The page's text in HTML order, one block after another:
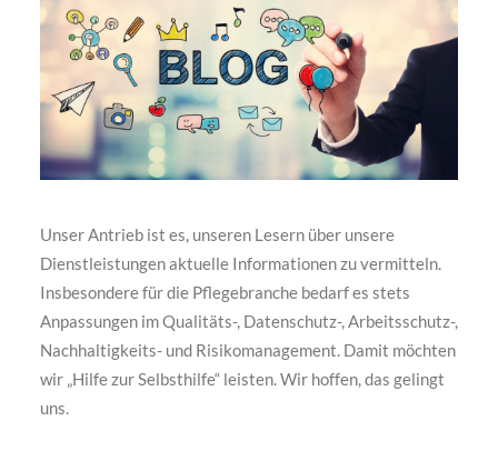
Unser Antrieb ist es, unseren Lesern über unsere
Dienstleistungen aktuelle Informationen zu vermitteln.
Insbesondere für die Pflegebranche bedarf es stets
Anpassungen im Qualitäts-, Datenschutz-, Arbeitsschutz-,
Nachhaltigkeits- und Risikomanagement. Damit möchten
wir „Hilfe zur Selbsthilfe“ leisten. Wir hoffen, das gelingt
uns.